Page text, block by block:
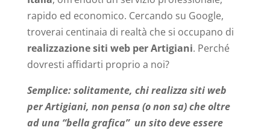
rapido ed economico. Cercando su Google,
troverai centinaia di realtà che si occupano di
realizzazione siti web per Artigiani. Perché
dovresti affidarti proprio a noi?
Semplice: solitamente, chi realizza siti web
per Artigiani, non pensa (o non sa) che oltre
ad una “bella grafica” un sito deve essere